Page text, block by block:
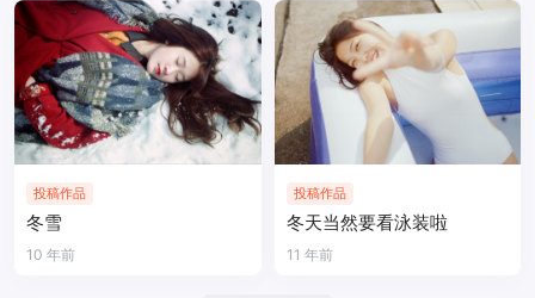
投稿作品
冬雪
10 年前
投稿作品
冬天当然要看泳装啦
11 年前